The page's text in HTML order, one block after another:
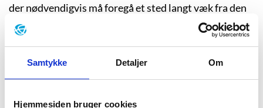
Samtykke Detaljer Om
Hjemmesiden bruger cookies
der nødvendigvis må foregå et sted langt væk fra den
nordiske tryghedsmodel, hvor den kan få fuld gas med
alle gode greb og plottænkning. Og som Nesbø, der er
kendt for sine kriminalromaner om den kantede,
kyniske, men også geniale efterforsker Harry Hole,
skriver Jussi Adler-Olsen om en efterforsker, der er